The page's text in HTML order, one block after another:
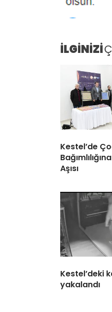
İLGİNİZİ
Kestel’de
Aşısı
Kestel’deki
yakalandı